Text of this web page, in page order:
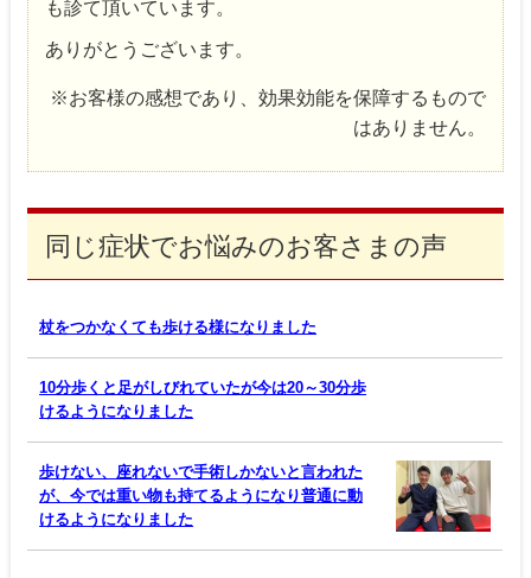
も診て頂いています。
ありがとうございます。
※お客様の感想であり、効果効能を保障するもので
はありません。
同じ症状でお悩みのお客さまの声
杖をつかなくても歩ける様になりました
10分歩くと足がしびれていたが今は20～30分歩
けるようになりました
歩けない、座れないで手術しかないと言われた
が、今では重い物も持てるようになり普通に動
けるようになりました